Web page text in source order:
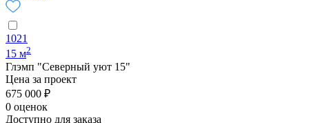
1021
15 м2
Глэмп "Северный уют 15"
Цена за проект
675 000 ₽
0 оценок
Доступно для заказа